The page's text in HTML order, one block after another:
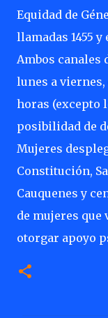
Equidad de
llamadas 1455
Ambos canales
lunes a
horas (excepto
posibilidad de
Mujeres
Constitución,
Cauquenes y
de mujeres que
otorgar apoyo